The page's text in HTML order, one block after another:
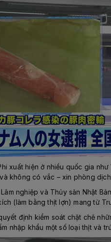
xuất hiện ở nhiều quốc gia
không có vắc – xin phòng
nghiệp và Thủy sản Nhật
(làm bằng thịt lợn) mang từ
định kiểm soát chặt chẽ
nhập khẩu một số loại thịt và